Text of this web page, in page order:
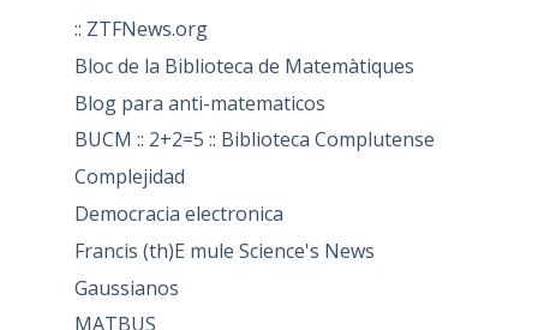
:: ZTFNews.org
Bloc de la Biblioteca de Matemàtiques
Blog para anti-matematicos
BUCM :: 2+2=5 :: Biblioteca Complutense
Complejidad
Democracia electronica
Francis (th)E mule Science's News
Gaussianos
MATBUS